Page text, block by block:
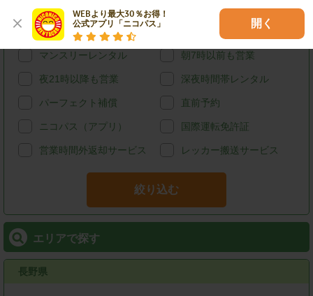
WEBより最大30％お得！
公式アプリ「ニコパス」
開く
給油可能 ETCレンタル
宅配レンタカー ウィークリーレンタル
マンスリーレンタル 朝7時以前も営業
夜21時以降も営業 深夜時間帯レンタル
パーフェクト補償 直前予約
ニコパス（アプリ） 国際運転免許証
営業時間外返却サービス レッカー搬送サービス
絞り込む
エリアで探す
長野県